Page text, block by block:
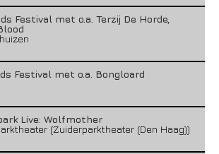
Festival met o.a. Terzij De Horde,
Festival met o.a. Bongloard
Live: Wolfmother
(Zuiderparktheater (Den Haag))